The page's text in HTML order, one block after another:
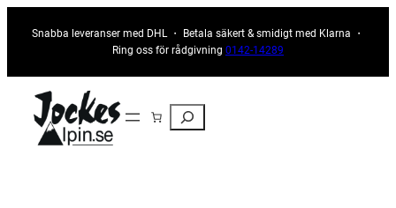
Snabba leveranser med DHL ・ Betala säkert & smidigt med Klarna ・
Ring oss för rådgivning 0142-14289
Sök